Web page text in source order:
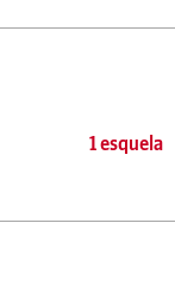
1 esquela